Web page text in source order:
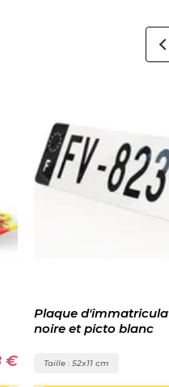
€
Plaque
noire et picto blanc
Taille : 52x11 cm